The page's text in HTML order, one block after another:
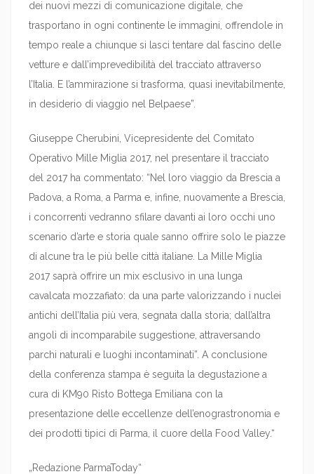
dei nuovi mezzi di comunicazione digitale, che
trasportano in ogni continente le immagini, offrendole in
tempo reale a chiunque si lasci tentare dal fascino delle
vetture e dall’imprevedibilità del tracciato attraverso
l’Italia. E l’ammirazione si trasforma, quasi inevitabilmente,
in desiderio di viaggio nel Belpaese”.
Giuseppe Cherubini, Vicepresidente del Comitato
Operativo Mille Miglia 2017, nel presentare il tracciato
del 2017 ha commentato: “Nel loro viaggio da Brescia a
Padova, a Roma, a Parma e, infine, nuovamente a Brescia,
i concorrenti vedranno sfilare davanti ai loro occhi uno
scenario d’arte e storia quale sanno offrire solo le piazze
di alcune tra le più belle città italiane. La Mille Miglia
2017 saprà offrire un mix esclusivo in una lunga
cavalcata mozzafiato: da una parte valorizzando i nuclei
antichi dell’Italia più vera, segnata dalla storia; dall’altra
angoli di incomparabile suggestione, attraversando
parchi naturali e luoghi incontaminati”. A conclusione
della conferenza stampa è seguita la degustazione a
cura di KM90 Risto Bottega Emiliana con la
presentazione delle eccellenze dell’enograstronomia e
dei prodotti tipici di Parma, il cuore della Food Valley.“
„Redazione ParmaToday“